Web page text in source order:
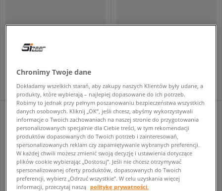
męskie
229,99 zł
- najniższa cena
Chronimy Twoje dane
Dokładamy wszelkich starań, aby zakupy naszych Klientów były udane, a
produkty, które wybierają – najlepiej dopasowane do ich potrzeb.
Robimy to jednak przy pełnym poszanowaniu bezpieczeństwa wszystkich
danych osobowych. Kliknij „OK”, jeśli chcesz, abyśmy wykorzystywali
informacje o Twoich zachowaniach na naszej stronie do przygotowania
personalizowanych specjalnie dla Ciebie treści, w tym rekomendacji
produktów dopasowanych do Twoich potrzeb i zainteresowań,
spersonalizowanych reklam czy zapamiętywanie wybranych preferencji.
W każdej chwili możesz zmienić swoją decyzję i ustawienia dotyczące
plików cookie wybierając „Dostosuj”. Jeśli nie chcesz otrzymywać
spersonalizowanej oferty produktów, dopasowanych do Twoich
preferencji, wybierz „Odrzuć wszystkie”. W celu uzyskania więcej
informacji, przeczytaj naszą politykę prywatności.